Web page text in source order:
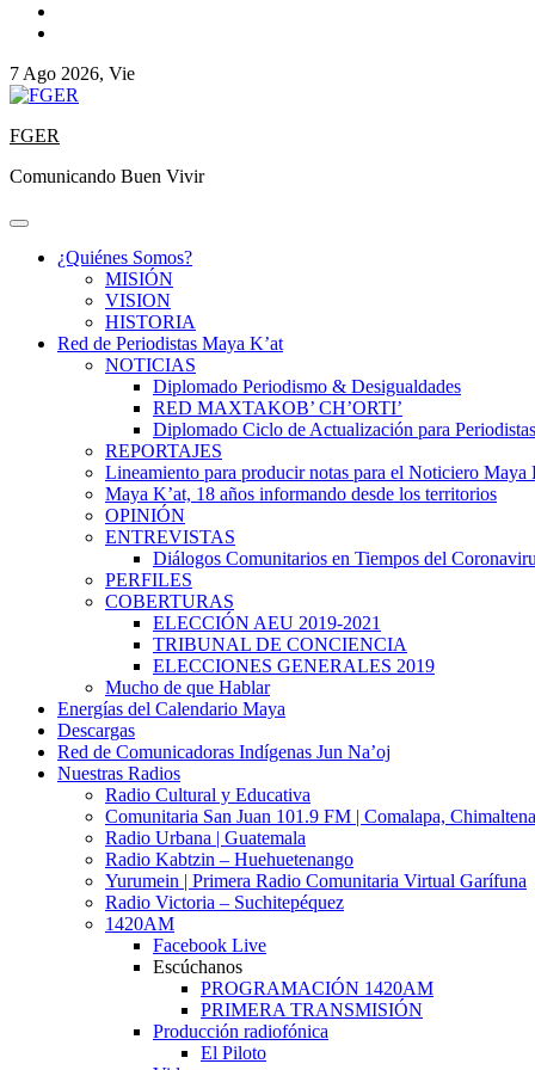
7 Ago 2026, Vie
FGER
Comunicando Buen Vivir
¿Quiénes Somos?
MISIÓN
VISION
HISTORIA
Red de Periodistas Maya K’at
NOTICIAS
Diplomado Periodismo & Desigualdades
RED MAXTAKOB’ CH’ORTI’
Diplomado Ciclo de Actualización para Periodistas
REPORTAJES
Lineamiento para producir notas para el Noticiero Maya
Maya K’at, 18 años informando desde los territorios
OPINIÓN
ENTREVISTAS
Diálogos Comunitarios en Tiempos del
PERFILES
COBERTURAS
ELECCIÓN AEU 2019-2021
TRIBUNAL DE CONCIENCIA
ELECCIONES GENERALES 2019
Mucho de que Hablar
Energías del Calendario Maya
Descargas
Red de Comunicadoras Indígenas Jun Na’oj
Nuestras Radios
Radio Cultural y Educativa
Comunitaria San Juan 101.9 FM | Comalapa,
Radio Urbana | Guatemala
Radio Kabtzin – Huehuetenango
Yurumein | Primera Radio Comunitaria Virtual Garífuna
Radio Victoria – Suchitepéquez
1420AM
Facebook Live
Escúchanos
PROGRAMACIÓN 1420AM
PRIMERA TRANSMISIÓN
Producción radiofónica
El Piloto